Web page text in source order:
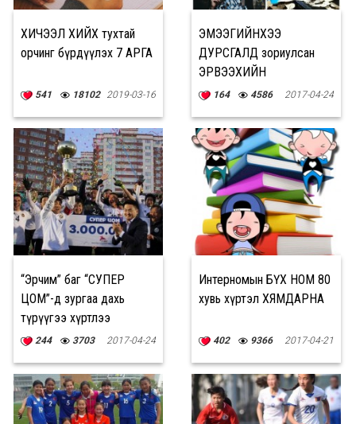
ХИЧЭЭЛ ХИЙХ тухтай
орчинг бүрдүүлэх 7 АРГА
541 18102 2019-03-16
ЭМЭЭГИЙНХЭЭ
ДУРСГАЛД зориулсан
ЭРВЭЭХИЙН
ХАЙЧИЛБАР нь олныг
164 4586 2017-04-24
“Эрчим” баг “СУПЕР
ЦОМ”-д зургаа дахь
түрүүгээ хүртлээ
244 3703 2017-04-24
Интерномын БҮХ НОМ 80
хувь хүртэл ХЯМДАРНА
402 9366 2017-04-21